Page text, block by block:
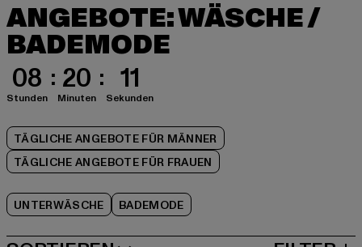
ANGEBOTE: WÄSCHE /
BADEMODE
08
Stunden
20
Minuten
11
Sekunden
TÄGLICHE ANGEBOTE FÜR MÄNNER
TÄGLICHE ANGEBOTE FÜR FRAUEN
UNTERWÄSCHE BADEMODE